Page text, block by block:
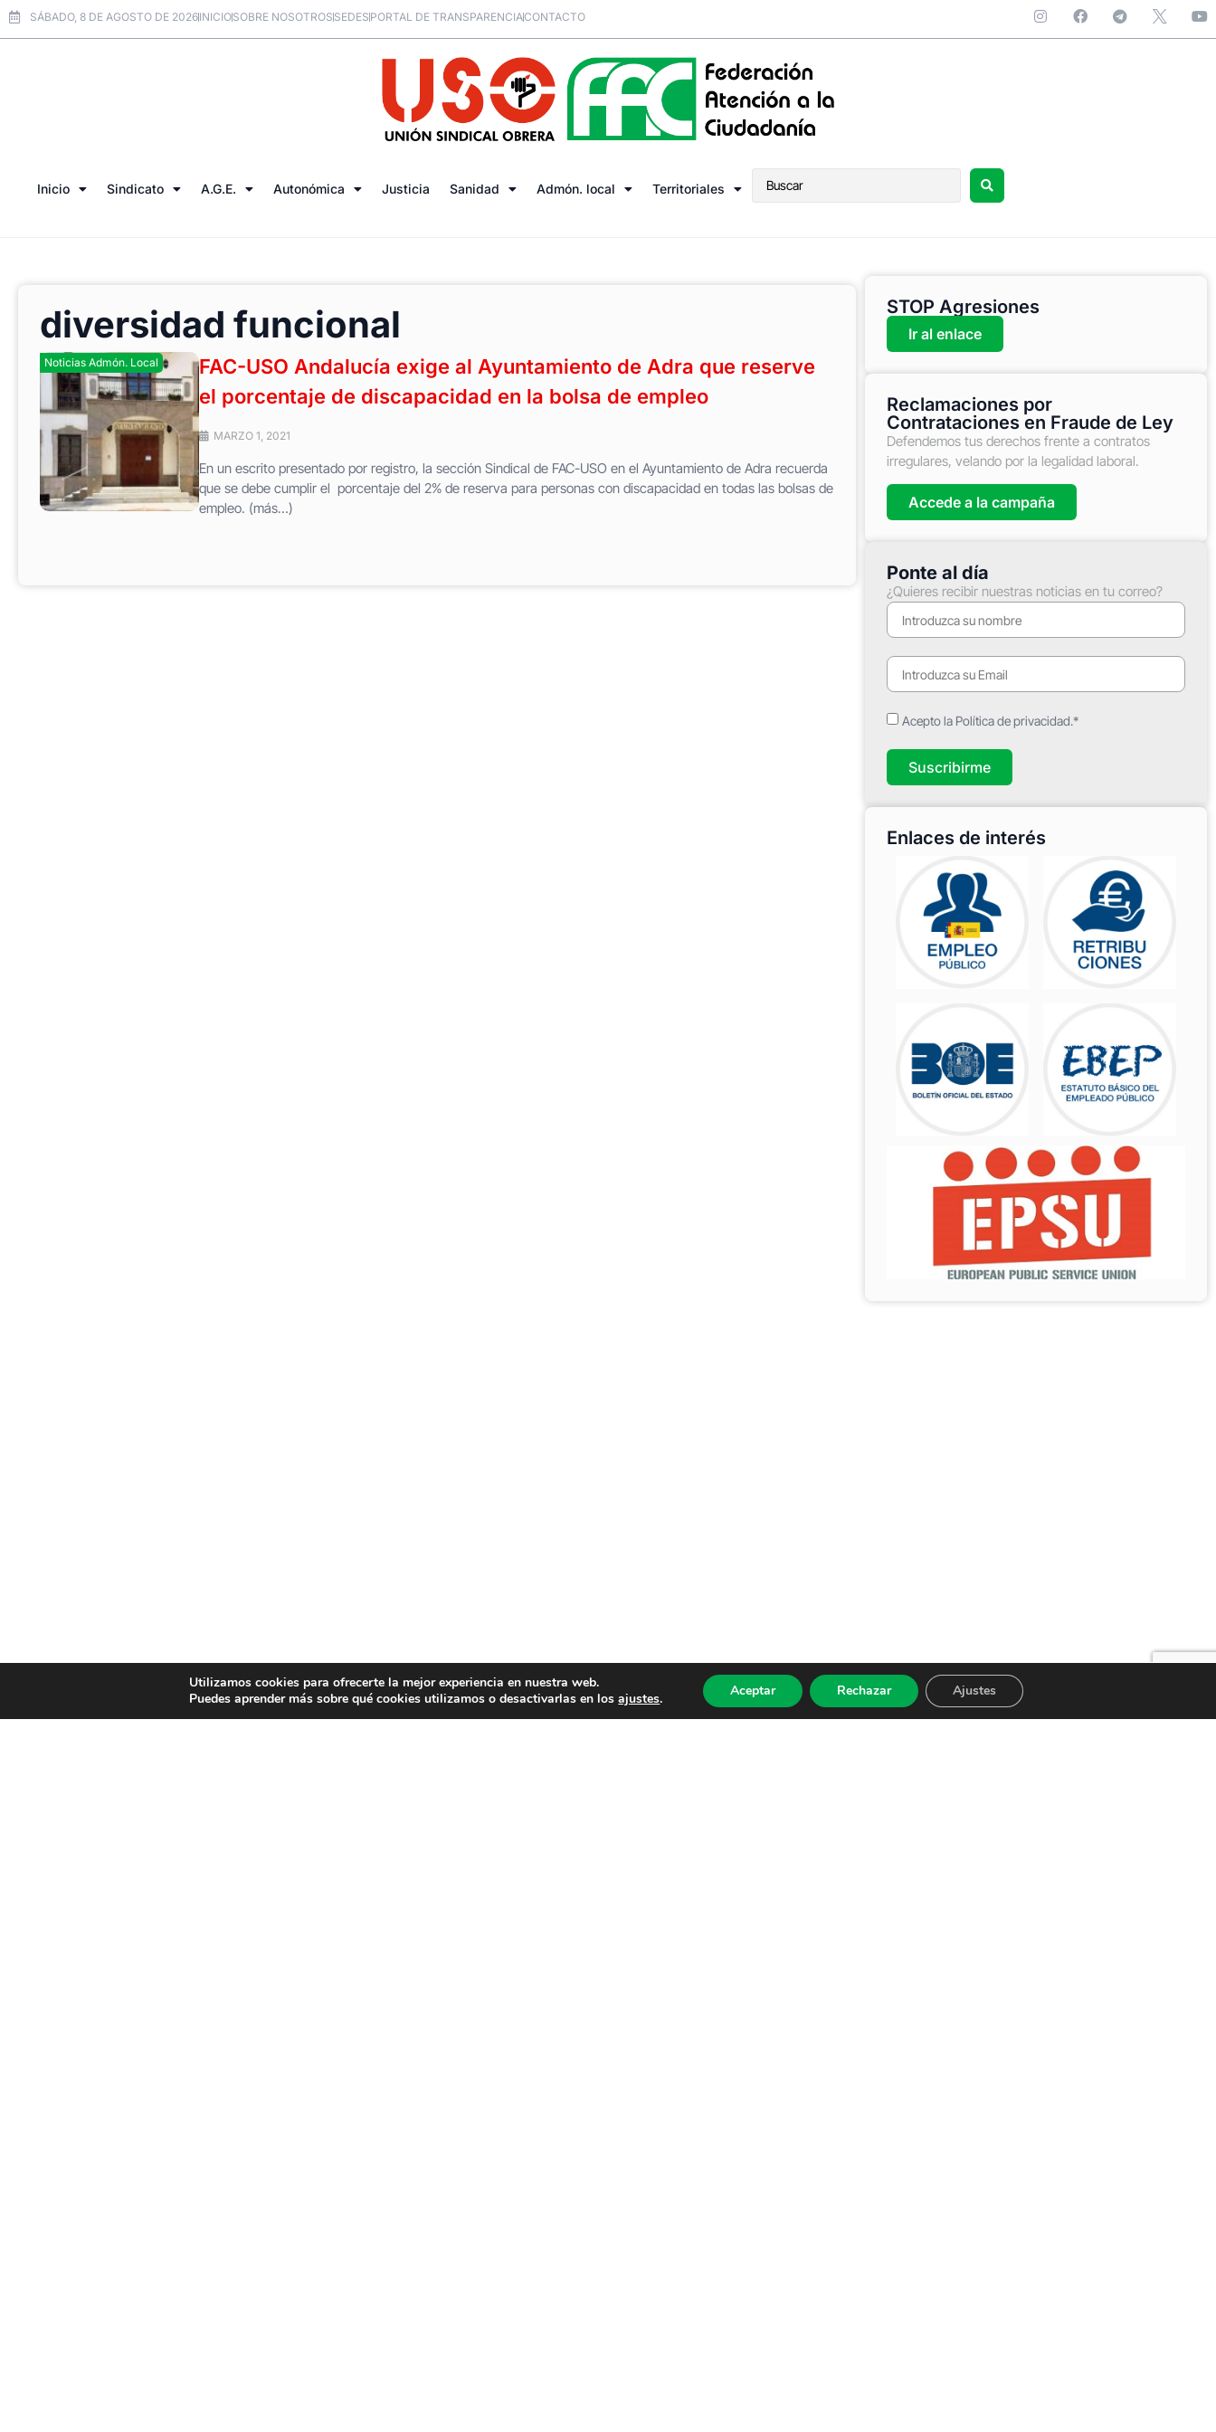
SÁBADO, 8 DE AGOSTO DE 2026INICIOSOBRE NOSOTROSSEDESPORTAL DE TRANSPARENCIACONTACTO
Inicio Sindicato A.G.E. Autonómica Justicia Sanidad Admón. local Territoriales
diversidad funcional
Noticias Admón. Local
FAC-USO Andalucía exige al Ayuntamiento de Adra que reserve
el porcentaje de discapacidad en la bolsa de empleo
MARZO 1, 2021
En un escrito presentado por registro, la sección Sindical de FAC-USO en el Ayuntamiento de Adra recuerda
que se debe cumplir el porcentaje del 2% de reserva para personas con discapacidad en todas las bolsas de
empleo. (más…)
STOP Agresiones
Ir al enlace
Reclamaciones por
Contrataciones en Fraude de Ley
Defendemos tus derechos frente a contratos
irregulares, velando por la legalidad laboral.
Accede a la campaña
Ponte al día
¿Quieres recibir nuestras noticias en tu correo?
Acepto la Política de privacidad.*
Suscribirme
Enlaces de interés
Utilizamos cookies para ofrecerte la mejor experiencia en nuestra web.
Puedes aprender más sobre qué cookies utilizamos o desactivarlas en losajustes. Aceptar Rechazar Ajustes